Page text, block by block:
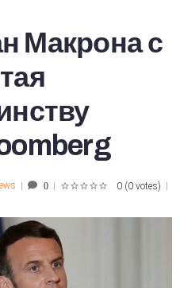
Макрона с
0 0 (0 votes)